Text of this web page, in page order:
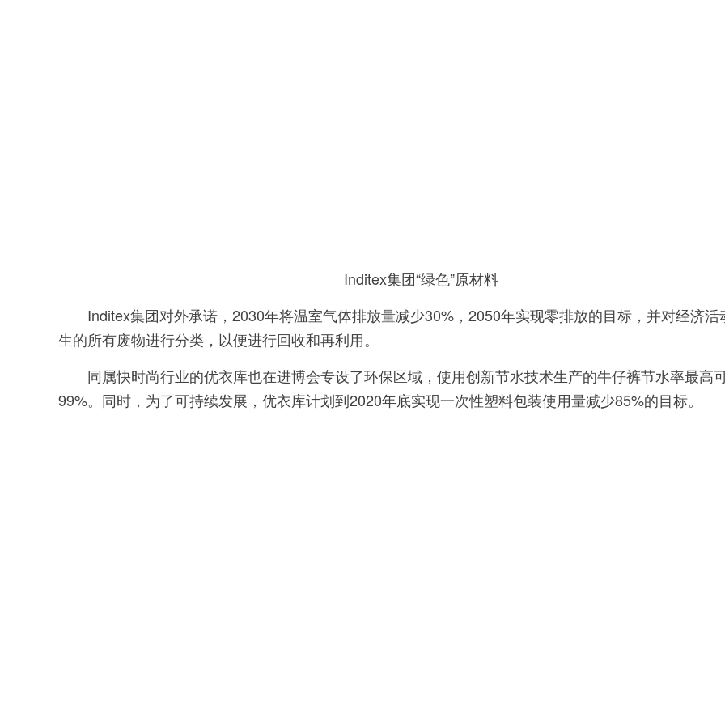
Inditex集团“绿色”原材料
Inditex集团对外承诺，2030年将温室气体排放量减少30%，2050年实现零排放的目标，并对经济活
生的所有废物进行分类，以便进行回收和再利用。
同属快时尚行业的优衣库也在进博会专设了环保区域，使用创新节水技术生产的牛仔裤节水率最高
99%。同时，为了可持续发展，优衣库计划到2020年底实现一次性塑料包装使用量减少85%的目标。